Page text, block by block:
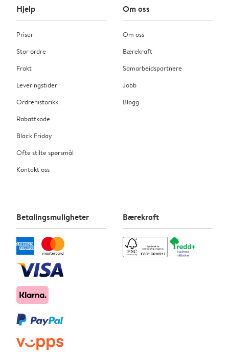
Hjelp
Priser
Stor ordre
Frakt
Leveringstider
Ordrehistorikk
Rabattkode
Black Friday
Ofte stilte spørsmål
Kontakt oss
Om oss
Om oss
Bærekraft
Samarbeidspartnere
Jobb
Blogg
Betalingsmuligheter Bærekraft